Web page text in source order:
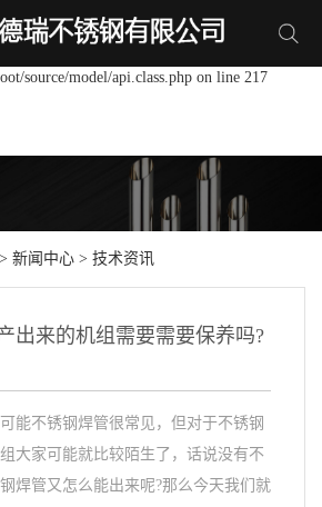
wwwroot/source/cache/
source/model/api.class.php on line 217
> 新闻中心 > 技术资讯
出来的机组需要需要保养吗?
能不锈钢焊管很常见，但对于不锈钢
大家可能就比较陌生了，话说没有不
焊管又怎么能出来呢?那么今天我们就